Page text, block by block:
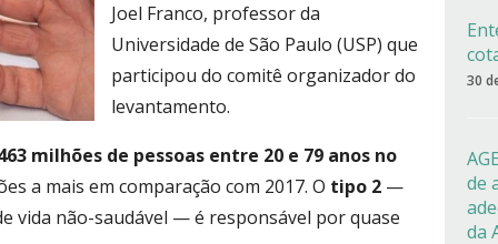
Joel Franco, professor da
Universidade de São Paulo (USP) que
participou do comitê organizador do
levantamento.
milhões de pessoas entre 20 e 79 anos no
a mais em comparação com 2017. O tipo 2 —
vida não-saudável — é responsável por quase
30
de
da